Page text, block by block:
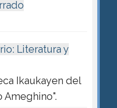
Literatura y
Ikaukayen del
Ameghino".